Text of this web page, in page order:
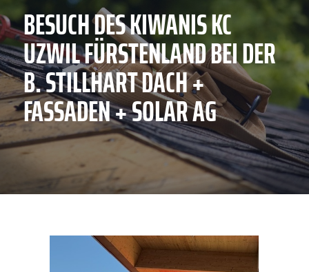
BESUCH DES KIWANIS KC
UZWIL FÜRSTENLAND BEI DER
B. STILLHART DACH +
FASSADEN + SOLAR AG